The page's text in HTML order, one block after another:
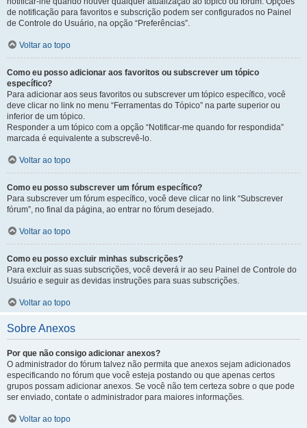
de notificação para favoritos e subscrição podem ser configurados no Painel
de Controle do Usuário, na opção “Preferências”.
Voltar ao topo
Como eu posso adicionar aos favoritos ou subscrever um tópico
específico?
Para adicionar aos seus favoritos ou subscrever um tópico específico, você
deve clicar no link no menu “Ferramentas do Tópico” na parte superior ou
inferior de um tópico.
Responder a um tópico com a opção “Notificar-me quando for respondida”
marcada é equivalente a subscrevê-lo.
Voltar ao topo
Como eu posso subscrever um fórum específico?
Para subscrever um fórum específico, você deve clicar no link “Subscrever
fórum”, no final da página, ao entrar no fórum desejado.
Voltar ao topo
Como eu posso excluir minhas subscrições?
Para excluir as suas subscrições, você deverá ir ao seu Painel de Controle do
Usuário e seguir as devidas instruções para suas subscrições.
Voltar ao topo
Sobre Anexos
Por que não consigo adicionar anexos?
O administrador do fórum talvez não permita que anexos sejam adicionados
especificando no fórum que você esteja postando ou que apenas certos
grupos possam adicionar anexos. Se você não tem certeza sobre o que pode
ser enviado, contate o administrador para maiores informações.
Voltar ao topo